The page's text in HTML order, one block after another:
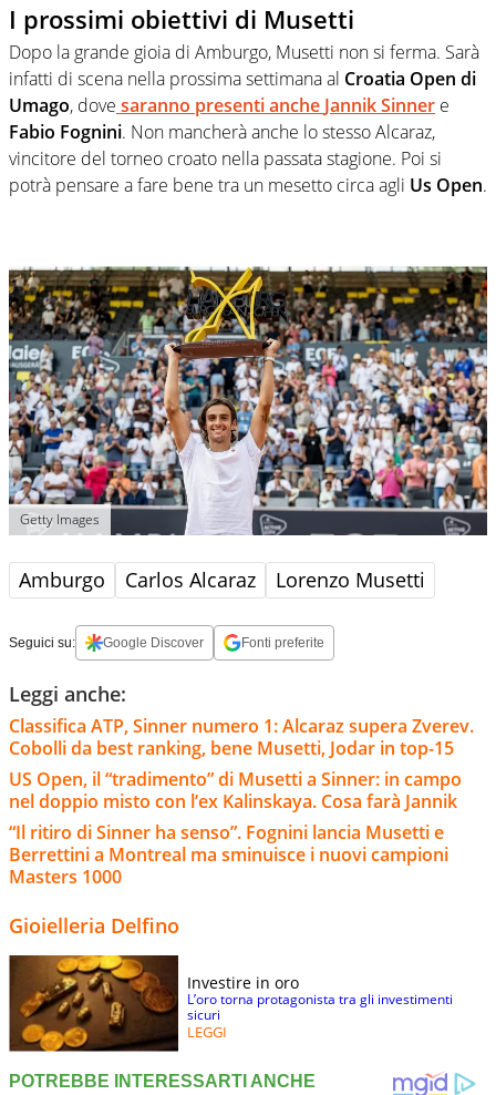
I prossimi obiettivi di Musetti
Dopo la grande gioia di Amburgo, Musetti non si ferma. Sarà
infatti di scena nella prossima settimana al Croatia Open di
Umago, dove saranno presenti anche Jannik Sinner e
Fabio Fognini. Non mancherà anche lo stesso Alcaraz,
vincitore del torneo croato nella passata stagione. Poi si
potrà pensare a fare bene tra un mesetto circa agli Us Open.
Getty Images
Amburgo Carlos Alcaraz Lorenzo Musetti
Seguici su: Google Discover Fonti preferite
Leggi anche:
Classifica ATP, Sinner numero 1: Alcaraz supera Zverev.
Cobolli da best ranking, bene Musetti, Jodar in top-15
US Open, il “tradimento” di Musetti a Sinner: in campo
nel doppio misto con l’ex Kalinskaya. Cosa farà Jannik
“Il ritiro di Sinner ha senso”. Fognini lancia Musetti e
Berrettini a Montreal ma sminuisce i nuovi campioni
Masters 1000
Gioielleria Delfino
Investire in oro
L’oro torna protagonista tra gli investimenti
sicuri
LEGGI